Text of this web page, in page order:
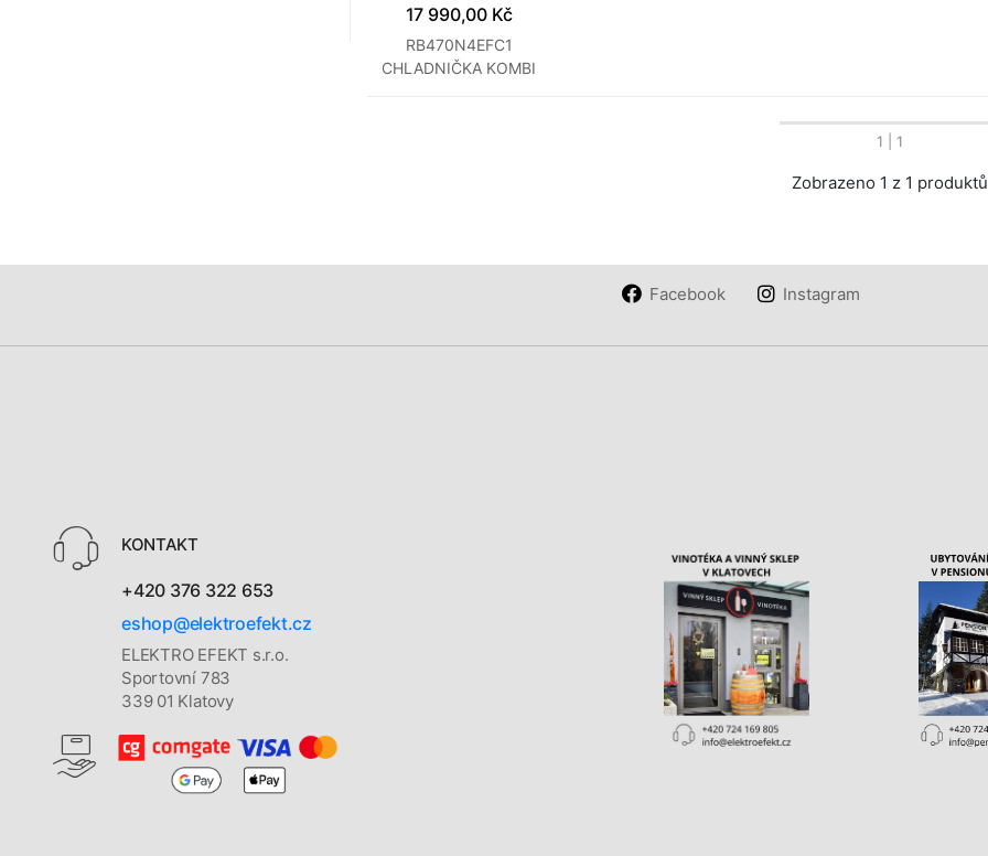
17 990,00 Kč
RB470N4EFC1
CHLADNIČKA KOMBI
1 | 1
Zobrazeno 1 z 1 produktů
Facebook Instagram
KONTAKT
+420 376 322 653
eshop@elektroefekt.cz
ELEKTRO EFEKT s.r.o.
Sportovní 783
339 01 Klatovy